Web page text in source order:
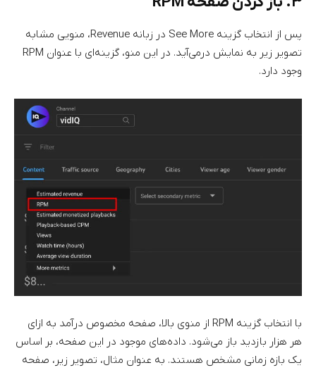
پس از انتخاب گزینه See More در زبانه Revenue، منویی مشابه
تصویر زیر به نمایش درمی‌آید. در این منو، گزینه‌ای با عنوان RPM
وجود دارد.
با انتخاب گزینه RPM از منوی بالا، صفحه مخصوص درآمد به ازای
هر هزار بازدید باز می‌شود. داده‌های موجود در این صفحه، بر اساس
یک بازه زمانی مشخص هستند. به عنوان مثال، تصویر زیر، صفحه